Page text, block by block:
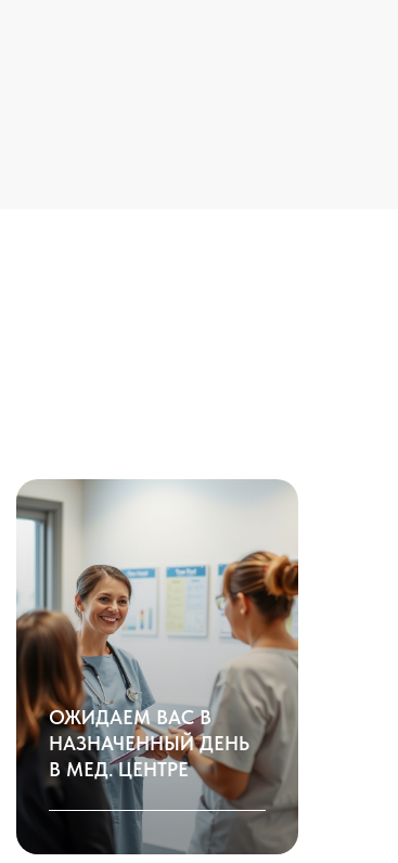
ОЖИДАЕМ ВАС В
НАЗНАЧЕННЫЙ ДЕНЬ
В МЕД. ЦЕНТРЕ